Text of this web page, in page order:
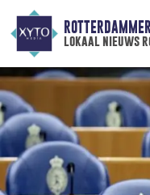
lokaal nieuws